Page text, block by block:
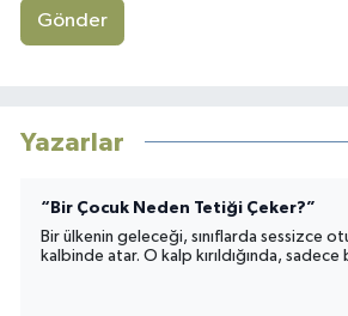
Gönder
Yazarlar
“Bir Çocuk Neden Tetiği Çeker?”
Bir ülkenin geleceği, sınıflarda sessizce
kalbinde atar. O kalp kırıldığında,